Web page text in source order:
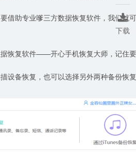
借助专业嗲三方数据恢复软件，我们就
恢复软件——开心手机恢复大师，记住
设备恢复，也可以选择另外两种备份恢

下载